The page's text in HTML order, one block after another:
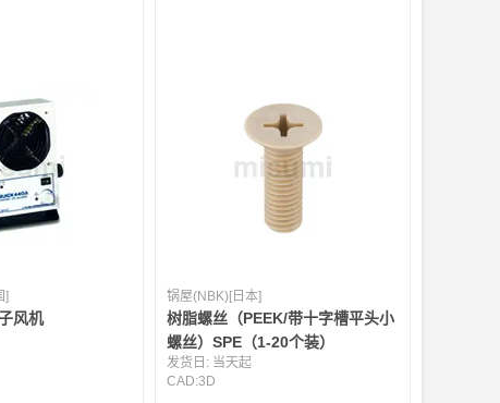
]
风机
锅屋(NBK)[日本]
树脂螺丝（PEEK/带十字槽平头小
螺丝）SPE（1-20个装）
发货日: 当天起
CAD:3D